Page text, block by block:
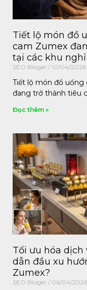
Tiết lộ món đồ
cam Zumex
tại các khu
SEO Bloger 10/04/2026
Tiết lộ món đồ
đang trở thành tiêu
Đọc thêm »
Tối ưu hóa dịch
dẫn đầu xu
Zumex?
SEO Bloger 06/04/2026